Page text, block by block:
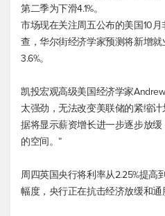
第二季为下滑4.1%。
市场现在关注周五公布的美国10
查，华尔街经济学家预测将新增
3.6%。
凯投宏观高级美国经济学家
太强劲，无法改变美联储的紧缩
据将显示薪资增长进一步逐步放
的空间。”
周四英国央行将利率从2.25%提高
幅度，央行正在抗击经济放缓和通